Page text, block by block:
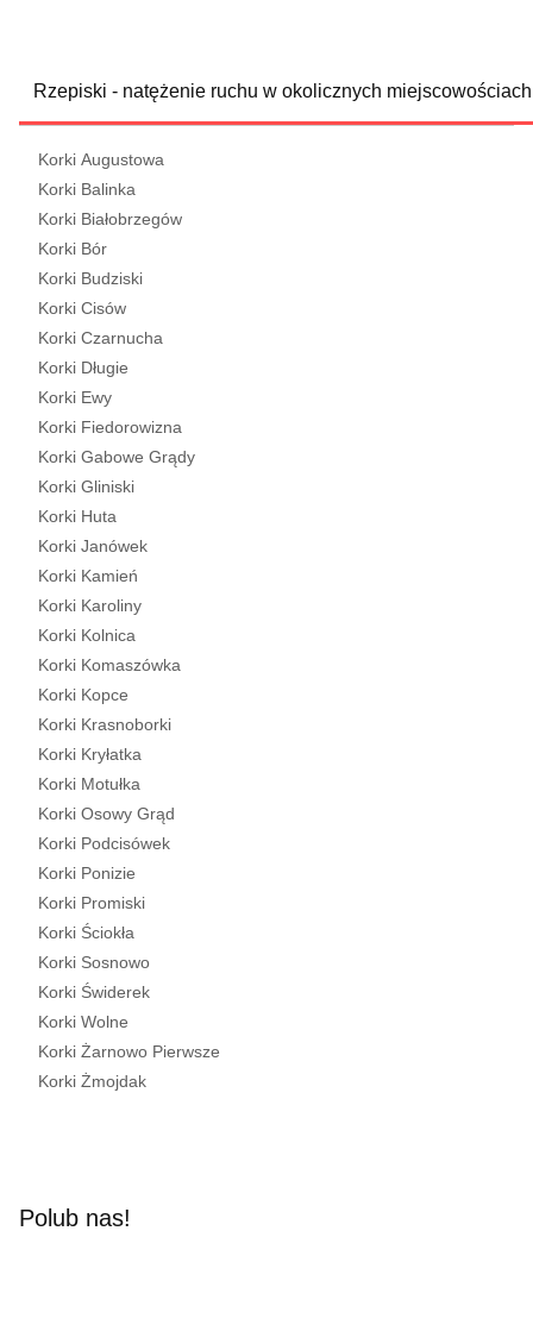
Rzepiski - natężenie ruchu w okolicznych miejscowościach
Korki Augustowa
Korki Balinka
Korki Białobrzegów
Korki Bór
Korki Budziski
Korki Cisów
Korki Czarnucha
Korki Długie
Korki Ewy
Korki Fiedorowizna
Korki Gabowe Grądy
Korki Gliniski
Korki Huta
Korki Janówek
Korki Kamień
Korki Karoliny
Korki Kolnica
Korki Komaszówka
Korki Kopce
Korki Krasnoborki
Korki Kryłatka
Korki Motułka
Korki Osowy Grąd
Korki Podcisówek
Korki Ponizie
Korki Promiski
Korki Ściokła
Korki Sosnowo
Korki Świderek
Korki Wolne
Korki Żarnowo Pierwsze
Korki Żmojdak
Polub nas!